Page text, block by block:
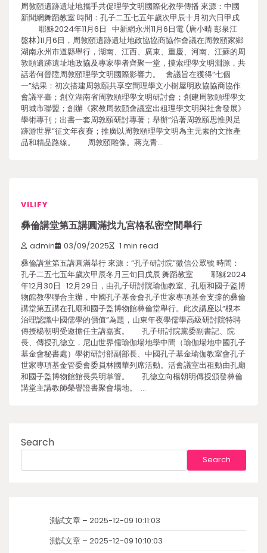
周敦頤遺跡遺址地攜手共促理學文明國際化教學傳播 來源：中國
新聞網舞蹈教室 時間：孔子二五七五年歲次甲辰十月初六日甲戌
耶穌2024年11月6日 中新網永州11月6日電 (唐小晴 彭泉江
盤林)11月6日，周敦頤遺跡遺址地政協協商協作會議在周敦頤家鄉
湖南永州市道縣舉行，湖南、江西、廣東、重慶、河南、江蘇的周
敦頤遺跡遺址地政協及專家學者齊聚一堂，摸索理學文明淵源，共
話若何晉陞周敦頤理學文明國際影響力。 會議旨在獲得“七個
一”結果：初次搭建周敦頤共享空間理學文小樹屋明政協協商協作
會議平臺；創立湖南省周敦頤理學文明研討會；創建周敦頤理學文
明城市聯盟；創辦《家教周敦頤會議室出租理學文明與社會發展》
學術專刊；出書一套周敦頤研討專著；舉辦“沿著周敦頤思惟與足
跡游世界”征文年夜賽；推廣以周敦頤理學文明為主元素的文旅產
品和精品路線。 周敦頤雕像。蔣克青…
VILIFY
彝倫講堂第五講圓滿找九宮格私密空間舉行
admin 03/09/2025 1 min read
彝倫講堂第五講圓滿舉行 來源：“孔子研討院”微信公眾號 時間：
孔子二五七五年歲次甲辰冬月三旬日戊辰 舞蹈教室 耶穌2024
年12月30日 12月29日，由孔子研討院瑜伽教室、孔廟和國子監博
物館教學聯合主辦，中國孔子基金會孔子世家專項基金支撐的彝倫
講堂第五講在孔廟和國子監博物館彝倫堂舉行。此次講座以“根本
治理認識中國儒學的價值”為題，山東年夜學儒學高級研討院特聘
傳授楊朝明受邀擔任主講嘉賓。 孔子研討院黨委副書記、院
長、傳授孔德立，尼山世界儒瑜伽場地學中間（瑜伽場地中國孔子
基金會秘書處）學術研討部副部長、中國孔子基金瑜伽教室會孔子
世家專項基金管委會委員林國華列席活動。活會議室出租動由孔廟
和國子監博物館館長吳明掌管。 孔德立向楊朝明傳授頒發彝倫
講堂主講教師榮譽證書聚會場地。 …
Search
Search
測試文章 – 2025-12-09 10:11:03
測試文章 – 2025-12-09 10:10:03